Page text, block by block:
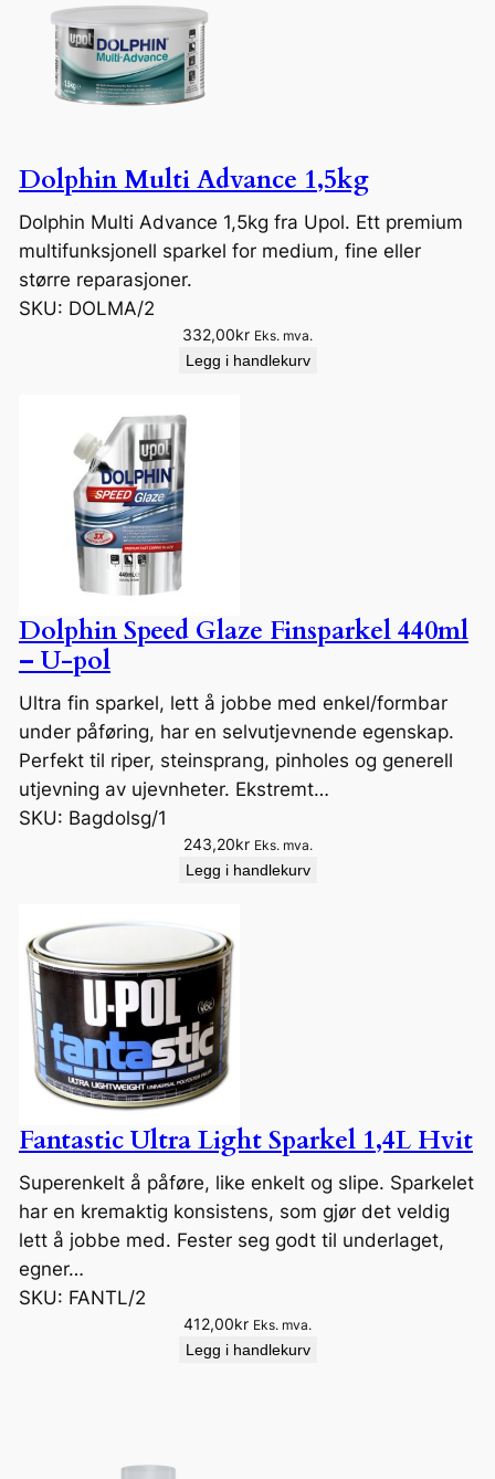
Dolphin Multi Advance 1,5kg
Dolphin Multi Advance 1,5kg fra Upol. Ett premium
multifunksjonell sparkel for medium, fine eller
større reparasjoner.
SKU: DOLMA/2
332,00kr Eks. mva.
Legg i handlekurv
Dolphin Speed Glaze Finsparkel 440ml
– U-pol
Ultra fin sparkel, lett å jobbe med enkel/formbar
under påføring, har en selvutjevnende egenskap.
Perfekt til riper, steinsprang, pinholes og generell
utjevning av ujevnheter. Ekstremt…
SKU: Bagdolsg/1
243,20kr Eks. mva.
Legg i handlekurv
Fantastic Ultra Light Sparkel 1,4L Hvit
Superenkelt å påføre, like enkelt og slipe. Sparkelet
har en kremaktig konsistens, som gjør det veldig
lett å jobbe med. Fester seg godt til underlaget,
egner…
SKU: FANTL/2
412,00kr Eks. mva.
Legg i handlekurv